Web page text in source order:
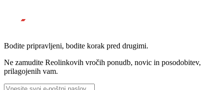
Bodite pripravljeni, bodite korak pred drugimi.
Ne zamudite Reolinkovih vročih ponudb, novic in posodobitev,
prilagojenih vam.